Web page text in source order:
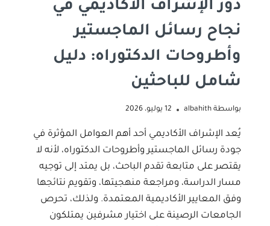
دور الإشراف الأكاديمي في
نجاح رسائل الماجستير
وأطروحات الدكتوراه: دليل
شامل للباحثين
بواسطة albahith 12 يوليو، 2026
يُعد الإشراف الأكاديمي أحد أهم العوامل المؤثرة في
جودة رسائل الماجستير وأطروحات الدكتوراه، لأنه لا
يقتصر على متابعة تقدم الباحث، بل يمتد إلى توجيه
مسار الدراسة، ومراجعة منهجيتها، وتقويم نتائجها
وفق المعايير الأكاديمية المعتمدة. ولذلك، تحرص
الجامعات الرصينة على اختيار مشرفين يمتلكون